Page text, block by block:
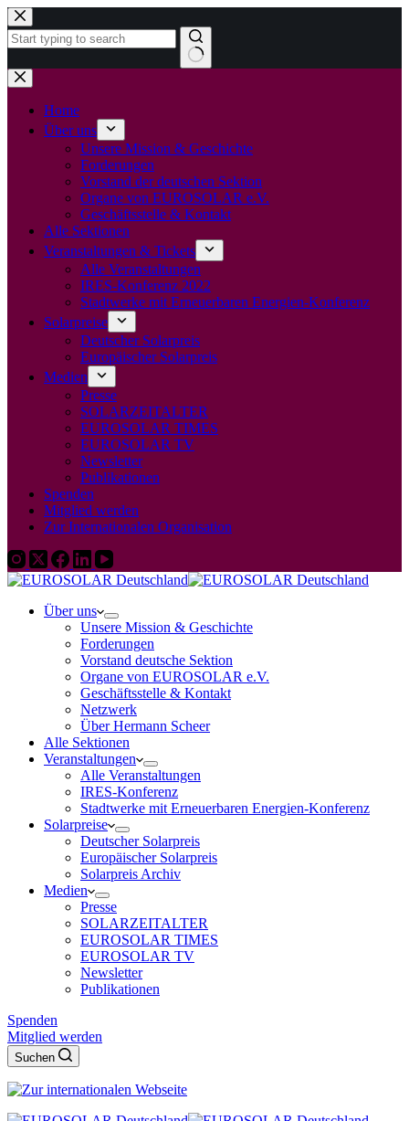
Zum
Inhalt
springen
Keine
Ergebnisse
Home
Über uns
Unsere Mission & Geschichte
Forderungen
Vorstand der deutschen Sektion
Organe von EUROSOLAR e.V.
Geschäftsstelle & Kontakt
Alle Sektionen
Veranstaltungen & Tickets
Alle Veranstaltungen
IRES-Konferenz 2022
Stadtwerke mit Erneuerbaren Energien-Konferenz
Solarpreise
Deutscher Solarpreis
Europäischer Solarpreis
Medien
Presse
SOLARZEITALTER
EUROSOLAR TIMES
EUROSOLAR TV
Newsletter
Publikationen
Spenden
Mitglied werden
Zur Internationalen Organisation
Über uns
Unsere Mission & Geschichte
Forderungen
Vorstand deutsche Sektion
Organe von EUROSOLAR e.V.
Geschäftsstelle & Kontakt
Netzwerk
Über Hermann Scheer
Alle Sektionen
Veranstaltungen
Alle Veranstaltungen
IRES-Konferenz
Stadtwerke mit Erneuerbaren Energien-Konferenz
Solarpreise
Deutscher Solarpreis
Europäischer Solarpreis
Solarpreis Archiv
Medien
Presse
SOLARZEITALTER
EUROSOLAR TIMES
EUROSOLAR TV
Newsletter
Publikationen
Spenden
Mitglied werden
Suchen